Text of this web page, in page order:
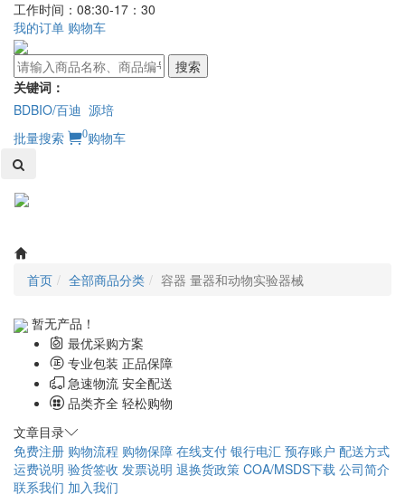
工作时间：08:30-17：30
我的订单 购物车
搜索
关键词：
BDBIO/百迪 源培
批量搜索
0购物车
首页 全部商品分类 容器 量器和动物实验器械
暂无产品！
最优采购方案
专业包装 正品保障
急速物流 安全配送
品类齐全 轻松购物
文章目录
免费注册 购物流程 购物保障 在线支付 银行电汇 预存账户 配送方式
运费说明 验货签收 发票说明 退换货政策 COA/MSDS下载 公司简介
联系我们 加入我们